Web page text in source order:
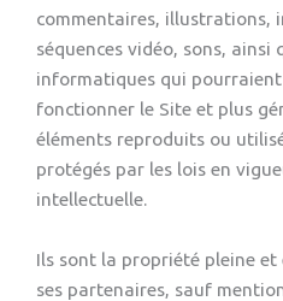
commentaires, illustrations,
séquences vidéo, sons,
informatiques qui
fonctionner le Site et plus
éléments reproduits ou
protégés par les lois en
intellectuelle.
Ils sont la propriété pleine et
ses partenaires, sauf